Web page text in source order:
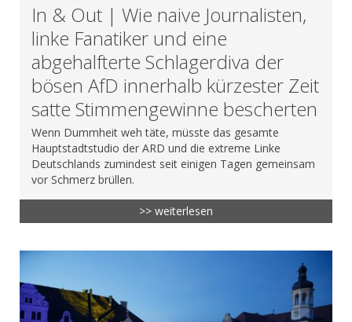
In & Out | Wie naive Journalisten,
linke Fanatiker und eine
abgehalfterte Schlagerdiva der
bösen AfD innerhalb kürzester Zeit
satte Stimmengewinne bescherten
Wenn Dummheit weh täte, müsste das gesamte
Hauptstadtstudio der ARD und die extreme Linke
Deutschlands zumindest seit einigen Tagen gemeinsam
vor Schmerz brüllen.
>> weiterlesen